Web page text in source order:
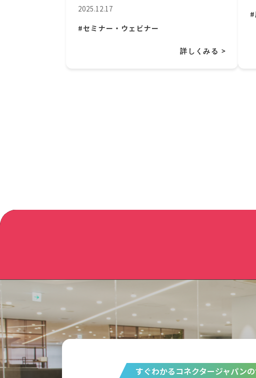
2025.12.17
#セミナー・ウェビナー
詳しくみる >
すぐわかるコネクタージャパン